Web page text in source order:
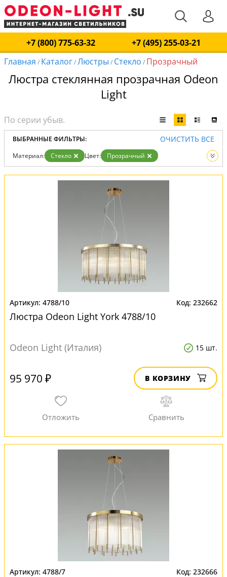
+7 (800) 775-63-32
+7 (495) 255-03-21
Главная / Каталог/Люстры / Стекло / Прозрачный
Люстра стеклянная прозрачная Odeon
Light
ВЫБРАННЫЕ ФИЛЬТРЫ: ОЧИСТИТЬ ВСЕ
Материал: Стекло Цвет:
Прозрачный
Вид:
Люстры
4788/10 232662
Люстра Odeon Light York 4788/10
Odeon Light (Италия) 15 шт.
95 970 ₽ В КОРЗИНУ
4788/7 232666